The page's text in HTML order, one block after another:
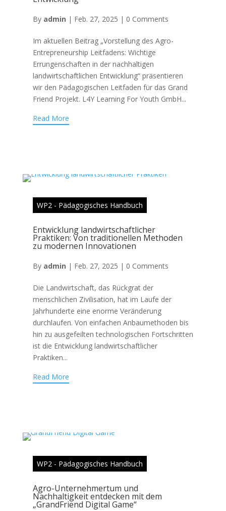
By admin | Feb. 27, 2025 | 0 Comments
Im aktuellen Beitrag „Vorstellung des Agro-
Entrepreneurship Leitfadens: Wichtige
Errungenschaften in der nachhaltigen
landwirtschaftlichen Entwicklung“ präsentieren
wir den Pädagogischen Leitfaden für das Grand
Friend Projekt. L4Y Learning For Youth GmbH...
Read More
WP2 - Pädagogisches Handbuch
Entwicklung landwirtschaftlicher
Praktiken: Von traditionellen Methoden
zu modernen Innovationen
By admin | Feb. 27, 2025 | 0 Comments
Die Landwirtschaft, das Rückgrat der
menschlichen Zivilisation, hat im Laufe der
Jahrhunderte eine enorme Veränderung
durchlaufen. Von einfachen Anbaumethoden bis
hin zu ausgefeilten technologischen Fortschritten
ist die Entwicklung landwirtschaftlicher
Praktiken...
Read More
WP2 - Pädagogisches Handbuch
Agro-Unternehmertum und
Nachhaltigkeit entdecken mit dem
„GrandFriend Digital Game“